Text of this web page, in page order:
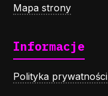
Mapa strony
Informacje
Polityka prywatności